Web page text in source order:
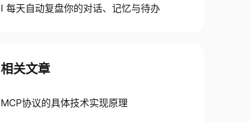
I 每天自动复盘你的对话、记忆与待办
相关文章
MCP协议的具体技术实现原理